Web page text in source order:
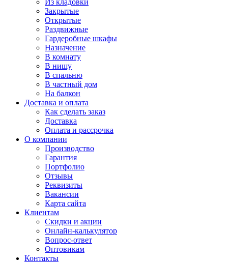
Из кладовки
Закрытые
Открытые
Раздвижные
Гардеробные шкафы
Назначение
В комнату
В нишу
В спальню
В частный дом
На балкон
Доставка и оплата
Как сделать заказ
Доставка
Оплата и рассрочка
О компании
Производство
Гарантия
Портфолио
Отзывы
Реквизиты
Вакансии
Карта сайта
Клиентам
Скидки и акции
Онлайн-калькулятор
Вопрос-ответ
Оптовикам
Контакты